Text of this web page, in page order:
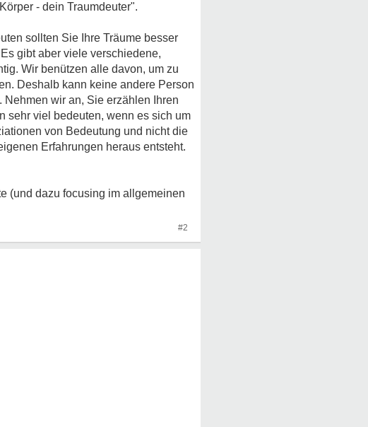
- dein Traumdeuter".
sollten Sie Ihre Träume besser
gibt aber viele verschiedene,
Wir benützen alle davon, um zu
Deshalb kann keine andere Person
Nehmen wir an, Sie erzählen Ihren
sehr viel bedeuten, wenn es sich um
von Bedeutung und nicht die
Erfahrungen heraus entsteht.
(und dazu focusing im allgemeinen
#2